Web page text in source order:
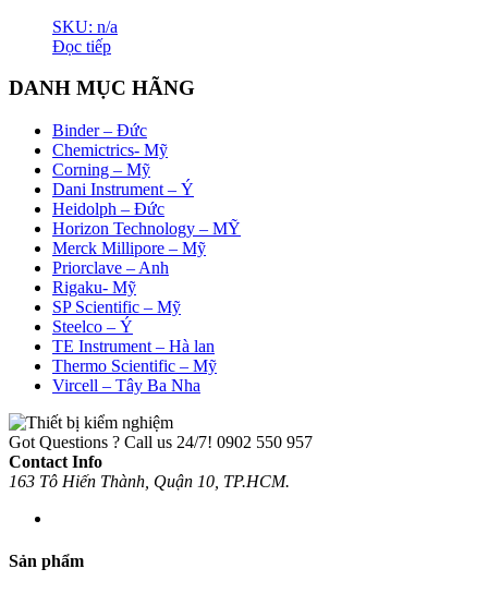
SKU: n/a
Đọc tiếp
DANH MỤC HÃNG
Binder – Đức
Chemictrics- Mỹ
Corning – Mỹ
Dani Instrument – Ý
Heidolph – Đức
Horizon Technology – MỸ
Merck Millipore – Mỹ
Priorclave – Anh
Rigaku- Mỹ
SP Scientific – Mỹ
Steelco – Ý
TE Instrument – Hà lan
Thermo Scientific – Mỹ
Vircell – Tây Ba Nha
Got Questions ? Call us 24/7! 0902 550 957
Contact Info
163 Tô Hiến Thành, Quận 10, TP.HCM.
Sản phẩm